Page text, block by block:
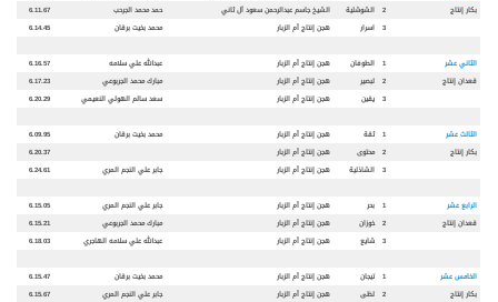
بكارإنتاج 2 الشوشلية الشيخ جاسم عبدالرحمن سعود آل ثاني حمد محمد الجرحب
6.11.67
3 اسرار هجن إنتاج أم الزبار محمد بخيت برقان 6.14.45
الثاني عشر 1 الطوفان هجن إنتاج أم الزبار عبدالله علي سلامه
6.16.57
قعدان إنتاج
2 لبصير هجن إنتاج أم الزبار مبارك محمد الجربوعي
6.17.23
3 يقين هجن إنتاج أم الزبار سعد سالم الهولي النعيمي 6.20.29
الثالث عشر 1 ثقة هجن إنتاج أم الزبار محمد بخيت برقان
6.09.95
بكار إنتاج
2 محتوى هجن إنتاج أم الزبار
6.20.37
3 الشاذلية هجن إنتاج أم الزبار جابر علي النجم المري 6.24.61
الرابع عشر 1 بحر هجن إنتاج أم الزبار جابر علي النجم المري
6.15.05
قعدان إنتاج
2 خوزان هجن إنتاج أم الزبار مبارك محمد الجربوعي
6.15.21
3 شايع هجن إنتاج أم الزبار عبدالله علي سلامه الهاجري 6.18.03
الخامس عشر 1 تيجان هجن إنتاج أم الزبار محمد بخيت برقان
6.15.47
بكار إنتاج
2 لظى هجن إنتاج أم الزبار جابر علي النجم المري
6.15.67